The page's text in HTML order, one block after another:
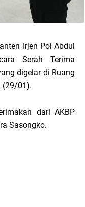
Irjen Pol Abdul
Serah Terima
digelar di Ruang
(29/01).
dari AKBP
Sasongko.